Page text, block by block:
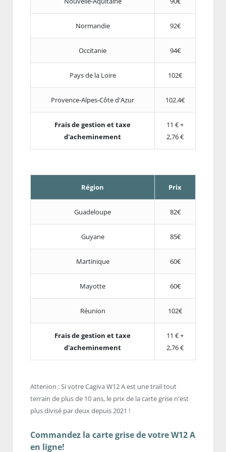
Normandie 92€
Occitanie 94€
Pays de la Loire 102€
Provence-Alpes-Côte d'Azur 102.4€
Frais de gestion et taxe
d'acheminement
11 € +
2,76 €
Région Prix
Guadeloupe 82€
Guyane 85€
Martinique 60€
Mayotte 60€
Réunion 102€
Frais de gestion et taxe
d'acheminement
11 € +
2,76 €
Attenion : Si votre Cagiva W12 A est une trail tout
terrain de plus de 10 ans, le prix de la carte grise n'est
plus divisé par deux depuis 2021 !
Commandez la carte grise de votre W12 A
en ligne!